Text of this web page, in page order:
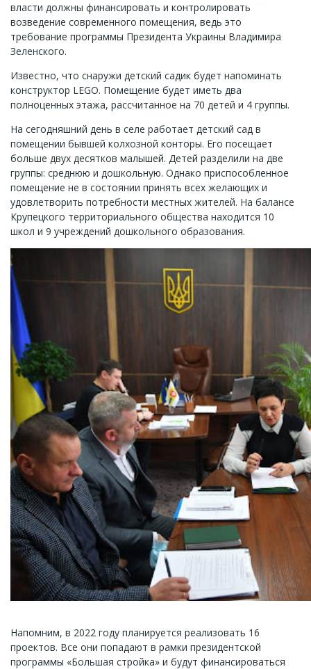
власти должны финансировать и контролировать
возведение современного помещения, ведь это
требование программы Президента Украины Владимира
Зеленского.
Известно, что снаружи детский садик будет напоминать
конструктор LEGO. Помещение будет иметь два
полноценных этажа, рассчитанное на 70 детей и 4 группы.
На сегодняшний день в селе работает детский сад в
помещении бывшей колхозной конторы. Его посещает
больше двух десятков малышей. Детей разделили на две
группы: среднюю и дошкольную. Однако приспособленное
помещение не в состоянии принять всех желающих и
удовлетворить потребности местных жителей. На балансе
Крупецкого территориального общества находится 10
школ и 9 учреждений дошкольного образования.
Напомним, в 2022 году планируется реализовать 16
проектов. Все они попадают в рамки президентской
программы «Большая стройка» и будут финансироваться